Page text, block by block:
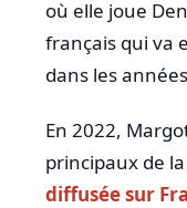
où elle joue
français qui va
dans les
En 2022,
principaux de
diffusée sur